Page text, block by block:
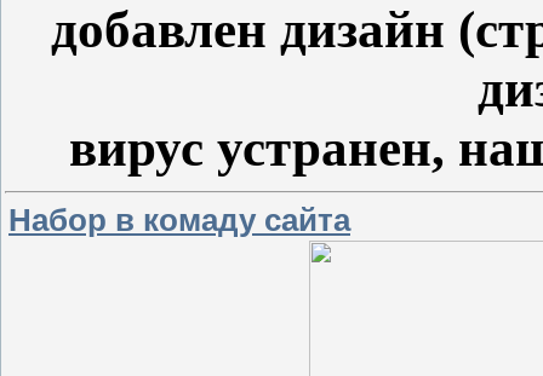
добавлен дизайн
вирус устранен,
Набор в комаду сайта